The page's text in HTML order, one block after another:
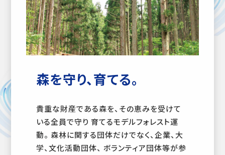
森を守り、育てる。
貴重な財産である森を、その恵みを受けて
いる全員で守り 育てるモデルフォレスト運
動。 森林に関する団体だけでなく、企業、大
学、文化活動団体、 ボランティア団体等が参